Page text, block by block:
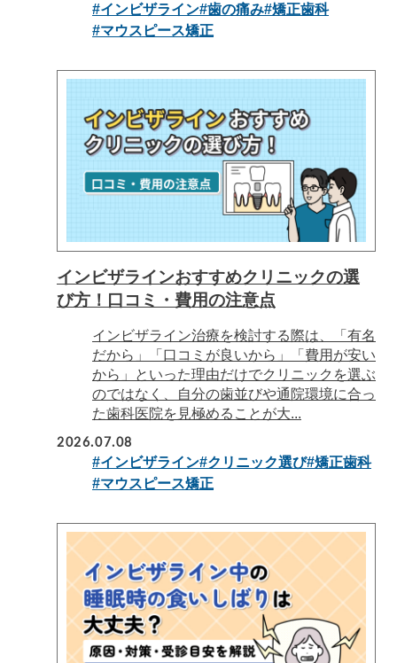
#インビザライン#歯の痛み#矯正歯科
#マウスピース矯正
インビザラインおすすめクリニックの選
び方！口コミ・費用の注意点
インビザライン治療を検討する際は、「有名
だから」「口コミが良いから」「費用が安い
から」といった理由だけでクリニックを選ぶ
のではなく、自分の歯並びや通院環境に合っ
た歯科医院を見極めることが大...
2026.07.08
#インビザライン#クリニック選び#矯正歯科
#マウスピース矯正